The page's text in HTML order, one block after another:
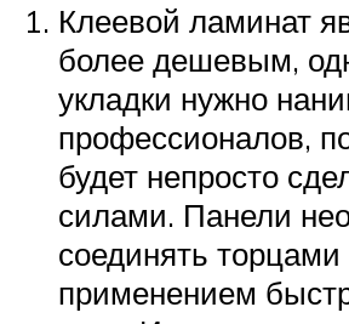
Клеевой ламинат
более дешевым,
укладки нужно
профессионалов,
будет непросто
силами. Панели
соединять торцами
применением